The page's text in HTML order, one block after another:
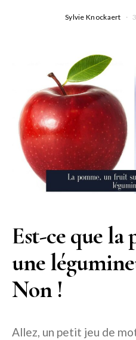
Sylvie Knockaert
Est-ce que la
une
Non !
Allez, un petit jeu de